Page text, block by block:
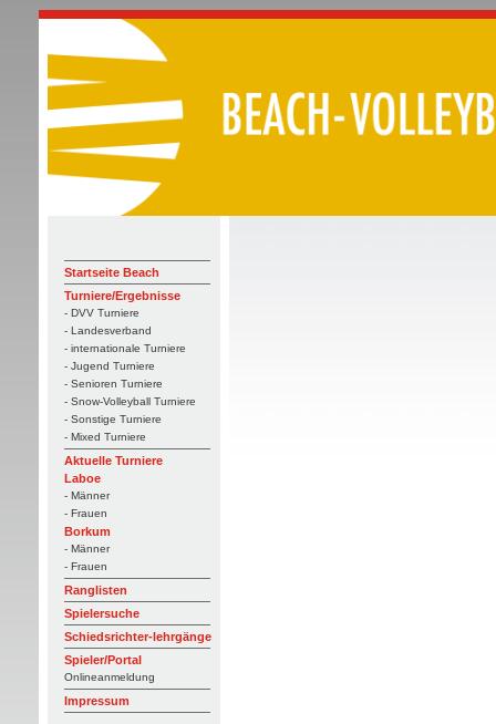
Startseite Beach
Turniere/Ergebnisse
- DVV Turniere
- Landesverband
- internationale Turniere
- Jugend Turniere
- Senioren Turniere
- Snow-Volleyball Turniere
- Sonstige Turniere
- Mixed Turniere
Aktuelle Turniere
Laboe
- Männer
- Frauen
Borkum
- Männer
- Frauen
Ranglisten
Spielersuche
Schiedsrichter-lehrgänge
Spieler/Portal
Onlineanmeldung
Impressum